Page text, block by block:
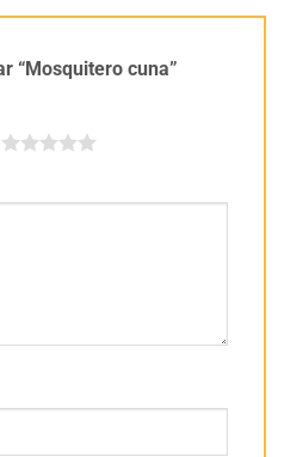
“Mosquitero cuna”